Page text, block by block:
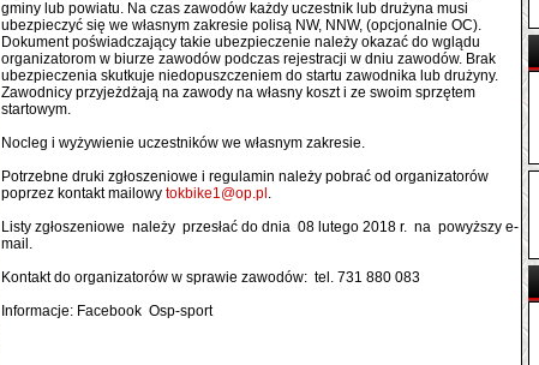
gminy lub powiatu. Na czas zawodów każdy uczestnik lub drużyna musi
ubezpieczyć się we własnym zakresie polisą NW, NNW, (opcjonalnie OC).
Dokument poświadczający takie ubezpieczenie należy okazać do wglądu
organizatorom w biurze zawodów podczas rejestracji w dniu zawodów. Brak
ubezpieczenia skutkuje niedopuszczeniem do startu zawodnika lub drużyny.
Zawodnicy przyjeżdżają na zawody na własny koszt i ze swoim sprzętem
startowym.
Nocleg i wyżywienie uczestników we własnym zakresie.
Potrzebne druki zgłoszeniowe i regulamin należy pobrać od organizatorów
poprzez kontakt mailowy tokbike1@op.pl .
Listy zgłoszeniowe należy przesłać do dnia 08 lutego 2018 r. na powyższy e-
mail.
Kontakt do organizatorów w sprawie zawodów: tel. 731 880 083
Informacje: Facebook Osp-sport